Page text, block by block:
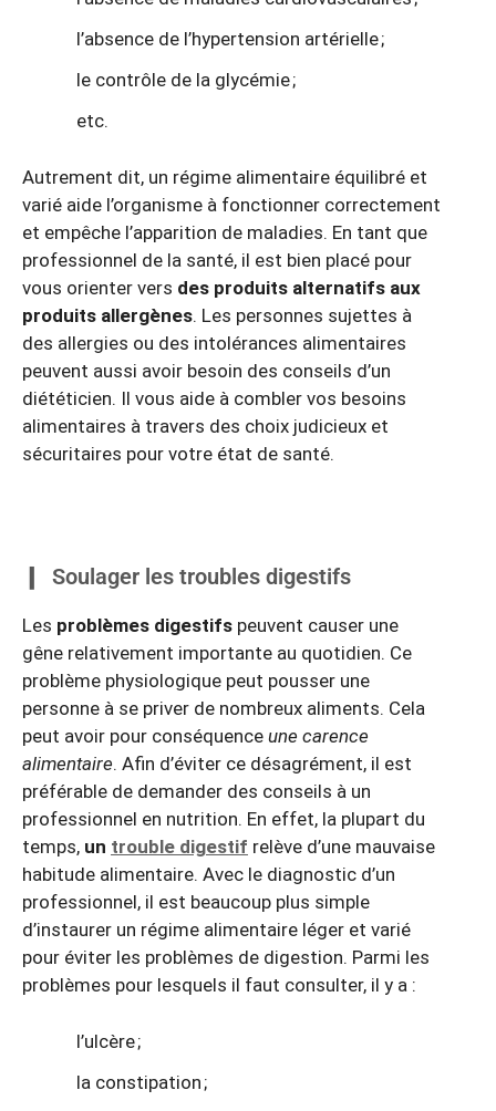
l’absence de l’hypertension artérielle ;
le contrôle de la glycémie ;
etc.
Autrement dit, un régime alimentaire équilibré et
varié aide l’organisme à fonctionner correctement
et empêche l’apparition de maladies. En tant que
professionnel de la santé, il est bien placé pour
vous orienter vers des produits alternatifs aux
produits allergènes. Les personnes sujettes à
des allergies ou des intolérances alimentaires
peuvent aussi avoir besoin des conseils d’un
diététicien. Il vous aide à combler vos besoins
alimentaires à travers des choix judicieux et
sécuritaires pour votre état de santé.
Soulager les troubles digestifs
Les problèmes digestifs peuvent causer une
gêne relativement importante au quotidien. Ce
problème physiologique peut pousser une
personne à se priver de nombreux aliments. Cela
peut avoir pour conséquence une carence
alimentaire. Afin d’éviter ce désagrément, il est
préférable de demander des conseils à un
professionnel en nutrition. En effet, la plupart du
temps, un trouble digestif relève d’une mauvaise
habitude alimentaire. Avec le diagnostic d’un
professionnel, il est beaucoup plus simple
d’instaurer un régime alimentaire léger et varié
pour éviter les problèmes de digestion. Parmi les
problèmes pour lesquels il faut consulter, il y a :
l’ulcère ;
la constipation ;